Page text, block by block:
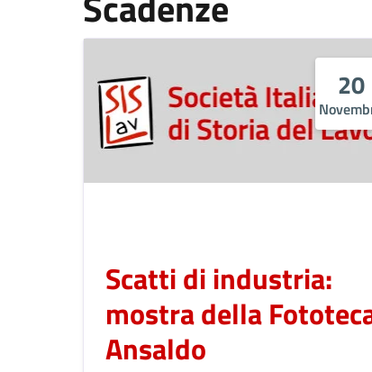
20
Scatti di industria:
mostra della
Ansaldo